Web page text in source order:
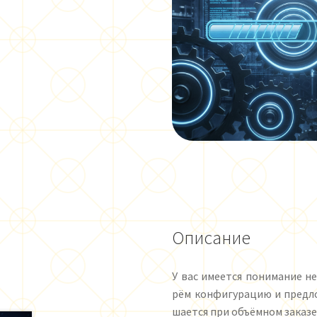
Описание
У вас име­ет­ся по­ни­ма­ние
рём кон­фи­гу­ра­цию и
ша­ет­ся при объём­ном